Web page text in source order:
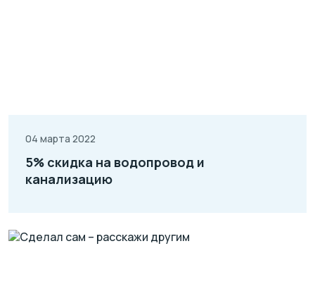
04 марта 2022
5% скидка на водопровод и
канализацию